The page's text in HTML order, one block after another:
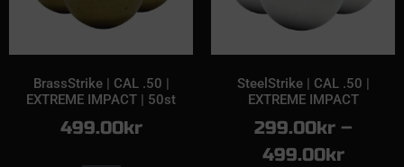
BrassStrike | CAL .50 |
EXTREME IMPACT | 50st
499.00kr
SteelStrike | CAL .50 |
EXTREME IMPACT
299.00kr –
499.00kr